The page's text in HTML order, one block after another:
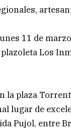
11 de
Los
la plaza
lugar de
Pujol, entre